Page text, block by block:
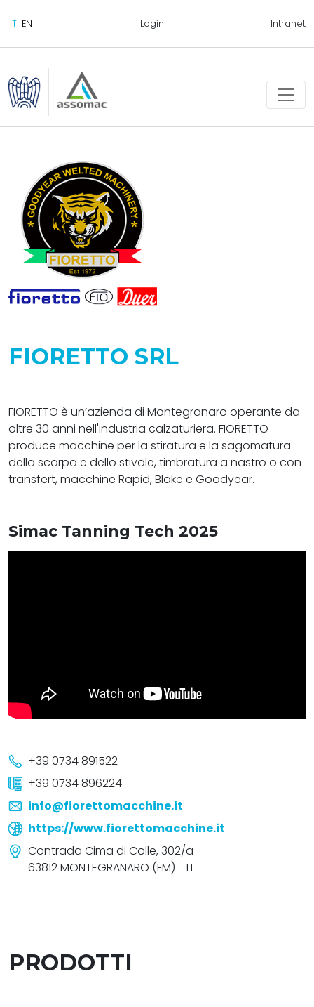
Login Intranet
FIORETTO SRL
FIORETTO è un’azienda di Montegranaro operante da
oltre 30 anni nell'industria calzaturiera. FIORETTO
produce macchine per la stiratura e la sagomatura
della scarpa e dello stivale, timbratura a nastro o con
transfert, macchine Rapid, Blake e Goodyear.
Simac Tanning Tech 2025
+39 0734 891522
+39 0734 896224
info@fiorettomacchine.it
https://www.fiorettomacchine.it
Contrada Cima di Colle, 302/a
63812 MONTEGRANARO (FM) - IT
PRODOTTI